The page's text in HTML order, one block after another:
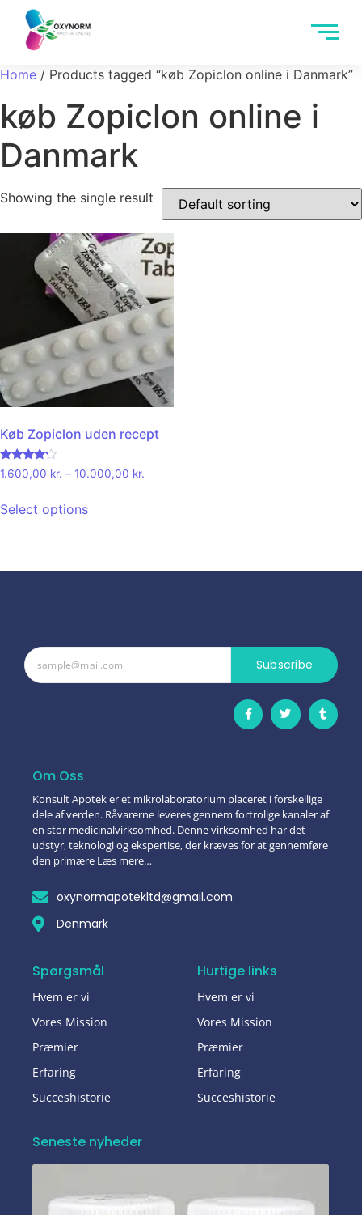
Home / Products tagged “køb Zopiclon online i Danmark”
køb Zopiclon online i
Danmark
Showing the single result
Køb Zopiclon uden recept
Rated
4.00
1.600,00 kr. – 10.000,00 kr.
Select options
Subscribe
Om Oss
Konsult Apotek er et mikrolaboratorium placeret i forskellige
dele af verden. Råvarerne leveres gennem fortrolige kanaler af
en stor medicinalvirksomhed. Denne virksomhed har det
udstyr, teknologi og ekspertise, der kræves for at gennemføre
den primære Læs mere…
oxynormapotekltd@gmail.com
Denmark
Spørgsmål
Hvem er vi
Vores Mission
Præmier
Erfaring
Succeshistorie
Hurtige links
Hvem er vi
Vores Mission
Præmier
Erfaring
Succeshistorie
Seneste nyheder